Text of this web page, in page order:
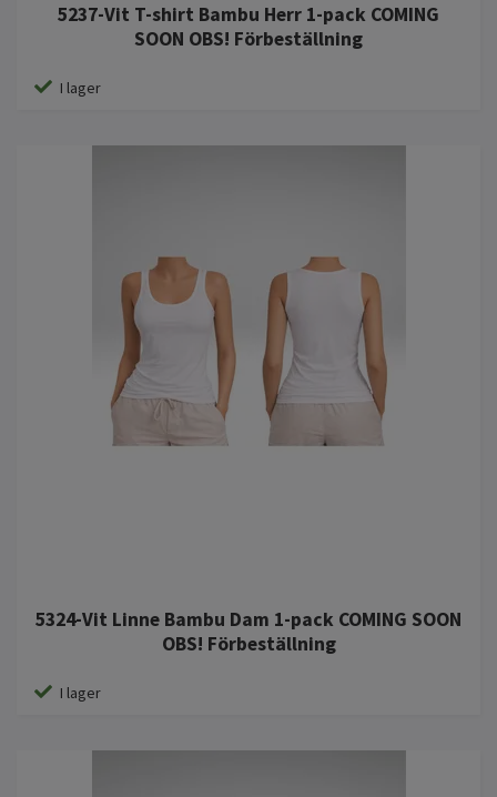
5237-Vit T-shirt Bambu Herr 1-pack COMING
SOON OBS! Förbeställning
I lager
5324-Vit Linne Bambu Dam 1-pack COMING SOON
OBS! Förbeställning
I lager